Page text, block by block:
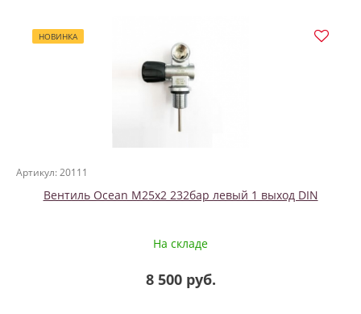
НОВИНКА
Артикул: 20111
Вентиль Ocean M25x2 232бар левый 1 выход DIN
На складе
8 500 руб.